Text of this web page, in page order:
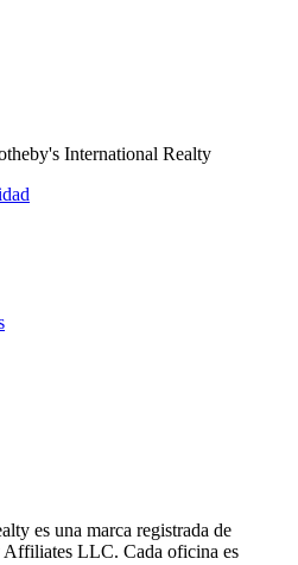
es una marca registrada de
Affiliates LLC. Cada oficina es